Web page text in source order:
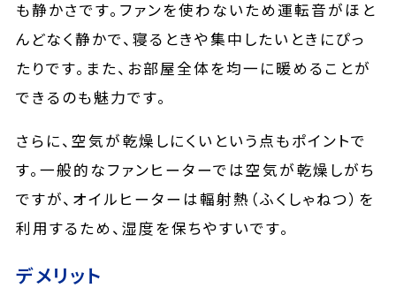
も静かさです。ファンを使わないため運転音がほと
んどなく静かで、寝るときや集中したいときにぴっ
たりです。また、お部屋全体を均一に暖めることが
できるのも魅力です。
さらに、空気が乾燥しにくいという点もポイントで
す。一般的なファンヒーターでは空気が乾燥しがち
ですが、オイルヒーターは輻射熱（ふくしゃねつ）を
利用するため、湿度を保ちやすいです。
デメリット